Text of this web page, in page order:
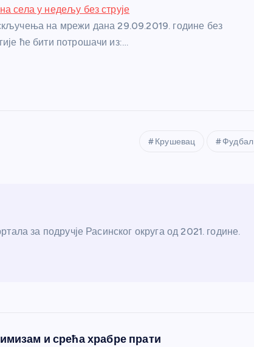
села у недељу без струје
на мрежи дана 29.09.2019. године без
ће бити потрошачи из:…
Крушевац Фудбал
за подручје Расинског округа од 2021. године.
и срећа храбре прати